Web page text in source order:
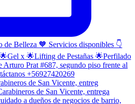
de San Vicente, entreg